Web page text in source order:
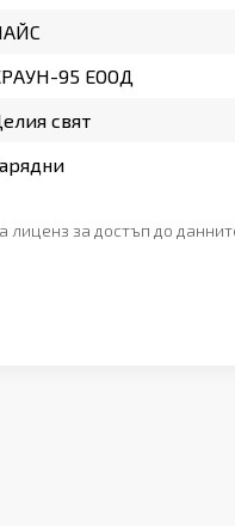
95 ЕООД
свят
лиценз за достъп до